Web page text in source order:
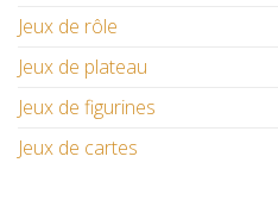
Jeux de rôle
Jeux de plateau
Jeux de figurines
Jeux de cartes